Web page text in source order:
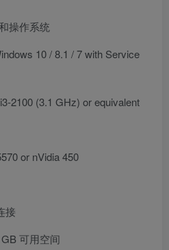
操作系统
10 / 8.1 / 7 with Service
2100 (3.1 GHz) or equivalent
or nVidia 450
接
可用空间